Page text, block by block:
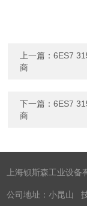
上一篇：6ES7
商
下一篇：6ES7
商
上海钡斯森工业设备
公司地址：小昆山